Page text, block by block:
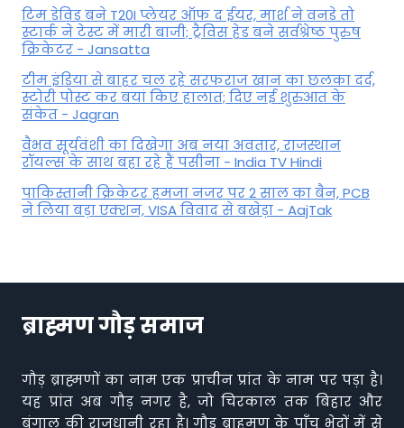
टिम डेविड बने T20I प्लेयर ऑफ द ईयर, मार्श ने वनडे तो
स्टार्क ने टेस्ट में मारी बाजी; ट्रैविस हेड बने सर्वश्रेष्ठ पुरुष
क्रिकेटर - Jansatta
टीम इंडिया से बाहर चल रहे सरफराज खान का छलका दर्द,
स्टोरी पोस्ट कर बयां किए हालात; दिए नई शुरुआत के
संकेत - Jagran
वैभव सूर्यवंशी का दिखेगा अब नया अवतार, राजस्थान
रॉयल्स के साथ बहा रहे हैं पसीना - India TV Hindi
पाकिस्तानी क्रिकेटर हमजा नजर पर 2 साल का बैन, PCB
ने ल‍िया बड़ा एक्शन, VISA व‍िवाद से बखेड़ा - AajTak
ब्राह्मण गौड़ समाज
गौड़ ब्राह्मणों का नाम एक प्राचीन प्रांत के नाम पर पड़ा है।
यह प्रांत अब गौड़ नगर है, जो चिरकाल तक बिहार और
बंगाल की राजधानी रहा है। गौड़ ब्राहमण के पाँच भेदों में से